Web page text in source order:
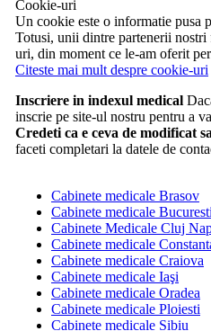
Cookie-uri
Un cookie este o informatie pusa
Totusi, unii dintre partenerii nostri
uri, din moment ce le-am oferit
Citeste mai mult despre cookie-uri
Inscriere in indexul medical
inscrie pe site-ul nostru pentru a
Credeti ca e ceva de modificat
faceti completari la datele de
Cabinete medicale Brasov
Cabinete medicale Bucuresti
Cabinete Medicale Cluj
Cabinete medicale
Cabinete medicale Craiova
Cabinete medicale Iaşi
Cabinete medicale Oradea
Cabinete medicale Ploiesti
Cabinete medicale Sibiu